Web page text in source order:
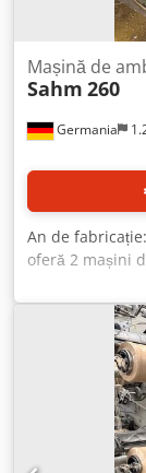
Germania
Mașină de
Sahm 260
An de fabricație:
oferă 2 mașini
260, an
2x 96 poziții, în
suplimentare,
inch, aprox.
pentru
este posibilă
Europa.